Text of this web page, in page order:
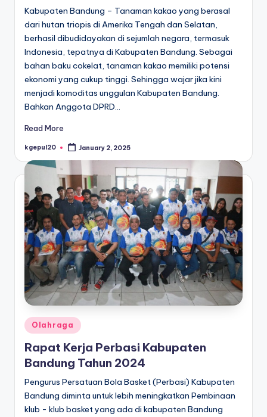
Kabupaten Bandung – Tanaman kakao yang berasal
dari hutan triopis di Amerika Tengah dan Selatan,
berhasil dibudidayakan di sejumlah negara, termasuk
Indonesia, tepatnya di Kabupaten Bandung. Sebagai
bahan baku cokelat, tanaman kakao memiliki potensi
ekonomi yang cukup tinggi. Sehingga wajar jika kini
menjadi komoditas unggulan Kabupaten Bandung.
Bahkan Anggota DPRD…
Read More
Posted
kgepul20 January 2, 2025
Posted
in
Olahraga
Rapat Kerja Perbasi Kabupaten
Bandung Tahun 2024
Pengurus Persatuan Bola Basket (Perbasi) Kabupaten
Bandung diminta untuk lebih meningkatkan Pembinaan
klub - klub basket yang ada di kabupaten Bandung